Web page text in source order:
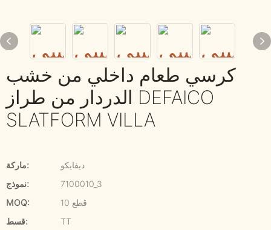
كرسي طعام داخلي من خشب
الدردار من طراز DEFAICO
SLATFORM VILLA
ماركة:
ديفايكو
نموذج:
7100010_3
MOQ:
10 قطع
قسط:
TT